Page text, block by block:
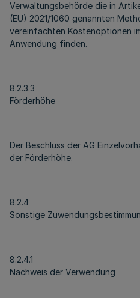
Verwaltungsbehörde die in
(EU) 2021/1060 genannten
vereinfachten Kostenoptionen
Anwendung finden.
8.2.3.3
Förderhöhe
Der Beschluss der AG
der Förderhöhe.
8.2.4
Sonstige
8.2.4.1
Nachweis der Verwendung